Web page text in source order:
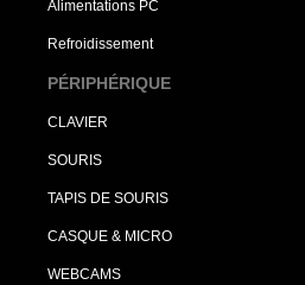
Alimentations PC
Refroidissement
PÉRIPHÉRIQUE
CLAVIER
SOURIS
TAPIS DE SOURIS
CASQUE & MICRO
WEBCAMS